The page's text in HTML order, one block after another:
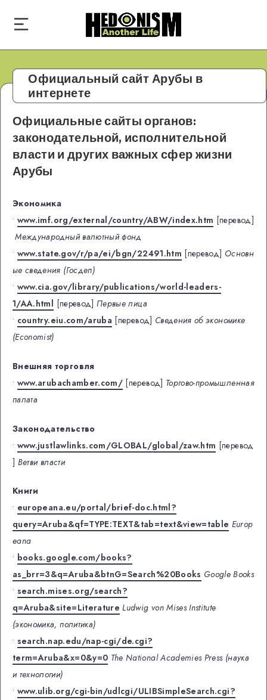
Официальный сайт Арубы в
интернете
Официальные сайты органов:
законодательной, исполнительной
власти и других важных сфер жизни
Арубы
Экономика
• www.imf.org/external/country/ABW/index.htm [перевод]
Международный валютный фонд
• www.state.gov/r/pa/ei/bgn/22491.htm [перевод] Основн
ые сведения (Госдеп)
• www.cia.gov/library/publications/world-leaders-
1/AA.html [перевод] Первые лица
• country.eiu.com/aruba [перевод] Сведения об экономике
(Economist)
Внешняя торговля
• www.arubachamber.com/ [перевод] Торгово-промышленная
палата
Законодательство
• www.justlawlinks.com/GLOBAL/global/zaw.htm [перевод
] Ветви власти
Книги
• europeana.eu/portal/brief-doc.html?
query=Aruba&qf=TYPE:TEXT&tab=text&view=table Europ
eana
• books.google.com/books?
as_brr=3&q=Aruba&btnG=Search%20Books Google Books
• search.mises.org/search?
q=Aruba&site=Literature Ludwig von Mises Institute
(экономика, политика)
• search.nap.edu/nap-cgi/de.cgi?
term=Aruba&x=0&y=0 The National Academies Press (наука
и технологии)
• www.ulib.org/cgi-bin/udlcgi/ULIBSimpleSearch.cgi?